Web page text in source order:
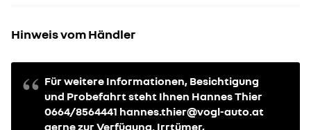
Hinweis vom Händler
Für weitere Informationen, Besichtigung
und Probefahrt steht Ihnen Hannes Thier
0664/8564441 hannes.thier@vogl-auto.at
gerne zur Verfügung. Irrtümer,